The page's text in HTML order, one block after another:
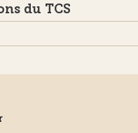
du TCS